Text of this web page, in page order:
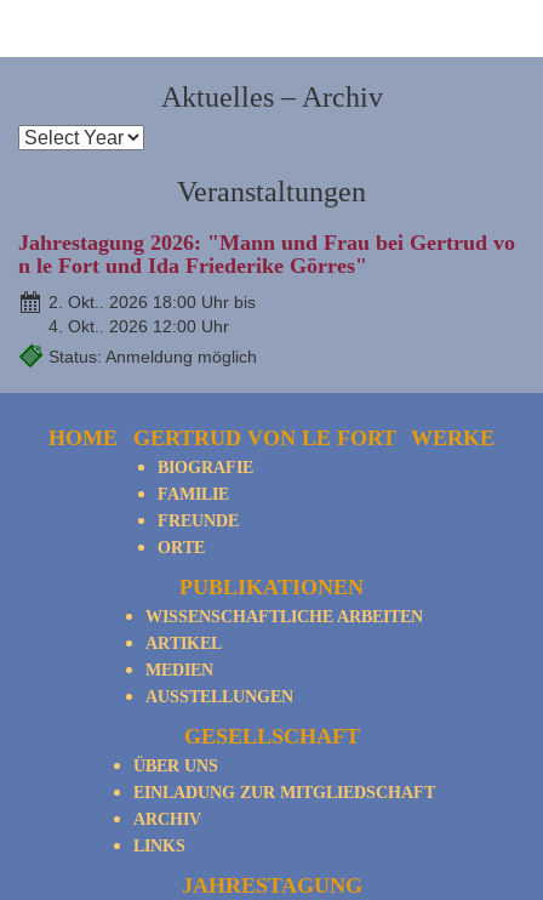
Aktuelles – Archiv
Veranstaltungen
Jahrestagung 2026: "Mann und Frau bei Gertrud vo
n le Fort und Ida Friederike Görres"
2. Okt.. 2026 18:00 Uhr bis
4. Okt.. 2026 12:00 Uhr
Status: Anmeldung möglich
HOME GERTRUD VON LE FORT
BIOGRAFIE
FAMILIE
FREUNDE
ORTE
WERKE
PUBLIKATIONEN
WISSENSCHAFTLICHE ARBEITEN
ARTIKEL
MEDIEN
AUSSTELLUNGEN
GESELLSCHAFT
ÜBER UNS
EINLADUNG ZUR MITGLIEDSCHAFT
ARCHIV
LINKS
JAHRESTAGUNG